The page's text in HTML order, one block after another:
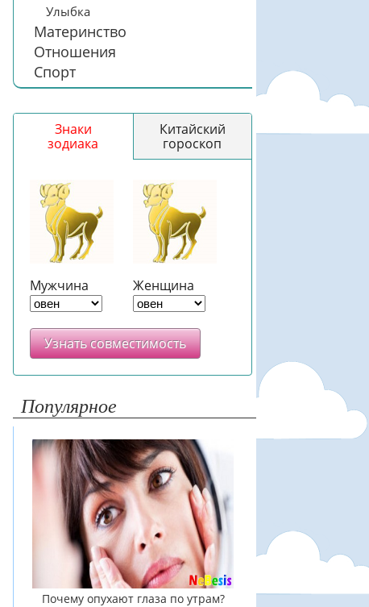
Улыбка
Материнство
Отношения
Спорт
Знаки
зодиака
Китайский
гороскоп
Мужчина Женщина
Узнать совместимость
Популярное
Почему опухают глаза по утрам?